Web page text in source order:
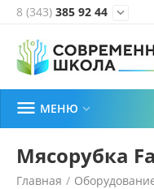
8 (343) 385 92 44 
 МЕНЮ 
Мясорубка
Главная /